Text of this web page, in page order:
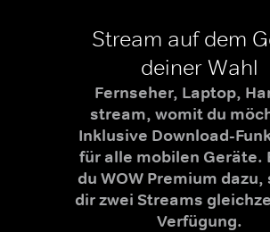
Stream auf dem
deiner Wahl
Fernseher, Laptop,
stream, womit du
Inklusive Download-
für alle mobilen Geräte.
du WOW Premium dazu,
dir zwei Streams
Verfügung.